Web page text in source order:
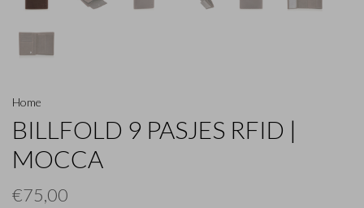
Home
BILLFOLD 9 PASJES RFID |
MOCCA
€75,00